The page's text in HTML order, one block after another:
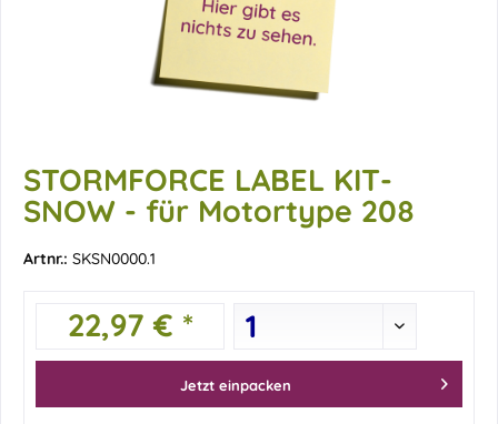
STORMFORCE LABEL KIT-
SNOW - für Motortype 208
Artnr.: SKSN0000.1
22,97 € *
Jetzt einpacken